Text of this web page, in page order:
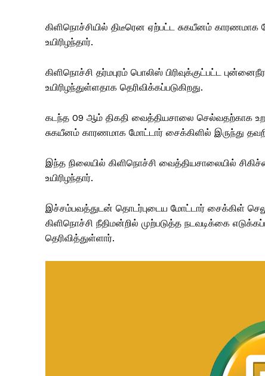
கிளிநொச்சியில் திடீரென ஏற்பட்ட சுகயீனம் காரணமாக
உயிரிழந்தார்.
கிளிநொச்சி தர்மபுரம் பொலிஸ் பிரிவுக்குட்பட்ட
உயிரிழந்துள்ளதாக தெரிவிக்கப்படுகிறது.
கடந்த 09 ஆம் திகதி வைத்தியசாலை செல்வதற்காக
சுகயீனம் காரணமாக மோட்டார் சைக்கிளில் இருந்து
இந்த நிலையில் கிளிநொச்சி வைத்தியசாலையில்
உயிரிழந்தார்.
இச்சம்பவத்துடன் தொடர்புடைய மோட்டார் சைக்கிள்
கிளிநொச்சி நீதிமன்றில் முற்படுத்த நடவடிக்கை
தெரிவித்துள்ளார்.